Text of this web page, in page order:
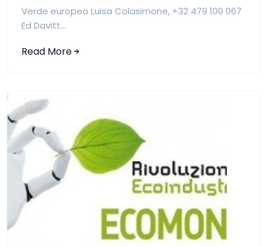
Verde europeo Luisa Colasimone, +32 479 100 067
Ed Davitt...
Read More